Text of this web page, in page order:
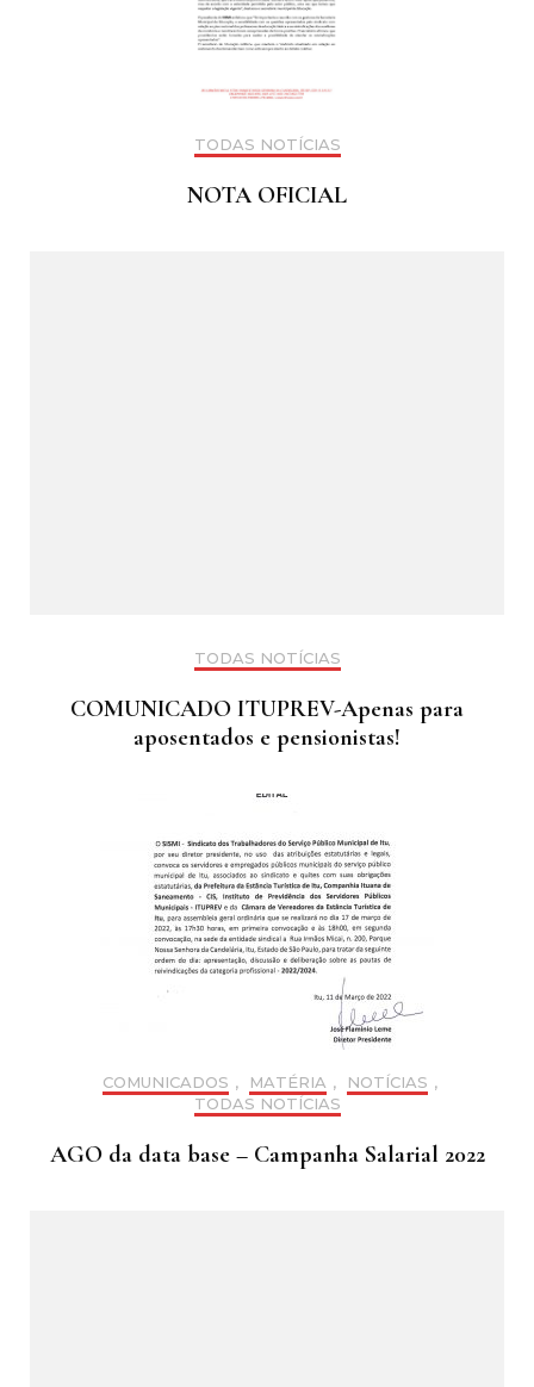
TODAS NOTÍCIAS
NOTA OFICIAL
TODAS NOTÍCIAS
COMUNICADO ITUPREV-Apenas para
aposentados e pensionistas!
COMUNICADOS , MATÉRIA , NOTÍCIAS ,
TODAS NOTÍCIAS
AGO da data base – Campanha Salarial 2022